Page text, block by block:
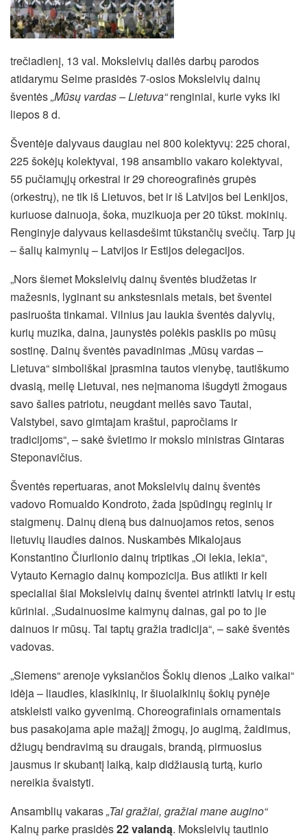
trečiadienį, 13 val. Moksleivių dailės darbų parodos
atidarymu Seime prasidės 7-osios Moksleivių dainų
šventės„Mūsų vardas – Lietuva“renginiai, kurie vyks iki
liepos 8 d.
Šventėje dalyvaus daugiau nei 800 kolektyvų: 225 chorai,
225 šokėjų kolektyvai, 198 ansamblio vakaro kolektyvai,
55 pučiamųjų orkestrai ir 29 choreografinės grupės
(orkestrų), ne tik iš Lietuvos, bet ir iš Latvijos bei Lenkijos,
kuriuose dainuoja, šoka, muzikuoja per 20 tūkst. mokinių.
Renginyje dalyvaus keliasdešimt tūkstančių svečių. Tarp jų
– šalių kaimynių – Latvijos ir Estijos delegacijos.
„Nors šiemet Moksleivių dainų šventės biudžetas ir
mažesnis, lyginant su ankstesniais metais, bet šventei
pasiruošta tinkamai. Vilnius jau laukia šventės dalyvių,
kurių muzika, daina, jaunystės polėkis pasklis po mūsų
sostinę. Dainų šventės pavadinimas „Mūsų vardas –
Lietuva“ simboliškai įprasmina tautos vienybę, tautiškumo
dvasią, meilę Lietuvai, nes neįmanoma išugdyti žmogaus
savo šalies patriotu, neugdant meilės savo Tautai,
Valstybei, savo gimtajam kraštui, papročiams ir
tradicijoms“, – sakė švietimo ir mokslo ministras Gintaras
Steponavičius.
Šventės repertuaras, anot Moksleivių dainų šventės
vadovo Romualdo Kondroto, žada įspūdingų reginių ir
staigmenų. Dainų dieną bus dainuojamos retos, senos
lietuvių liaudies dainos. Nuskambės Mikalojaus
Konstantino Čiurlionio dainų triptikas „Oi lekia, lekia“,
Vytauto Kernagio dainų kompozicija. Bus atlikti ir keli
specialiai šiai Moksleivių dainų šventei atrinkti latvių ir estų
kūriniai. „Sudainuosime kaimynų dainas, gal po to jie
dainuos ir mūsų. Tai taptų gražia tradicija“, – sakė šventės
vadovas.
„Siemens“ arenoje vyksiančios Šokių dienos „Laiko vaikai“
idėja – liaudies, klasikinių, ir šiuolaikinių šokių pynėje
atskleisti vaiko gyvenimą. Choreografiniais ornamentais
bus pasakojama apie mažąjį žmogų, jo augimą, žaidimus,
džiugų bendravimą su draugais, brandą, pirmuosius
jausmus ir skubantį laiką, kaip didžiausią turtą, kurio
nereikia švaistyti.
Ansamblių vakaras„Tai gražiai, gražiai mane augino“
Kalnų parke prasidės22 valandą. Moksleivių tautinio